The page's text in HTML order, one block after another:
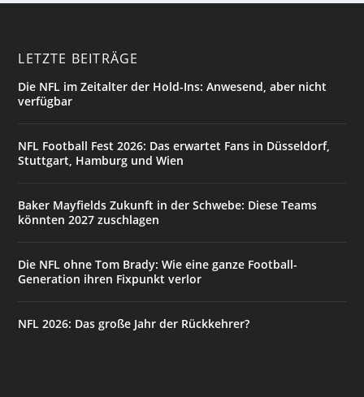
LETZTE BEITRÄGE
Die NFL im Zeitalter der Hold-Ins: Anwesend, aber nicht
verfügbar
NFL Football Fest 2026: Das erwartet Fans in Düsseldorf,
Stuttgart, Hamburg und Wien
Baker Mayfields Zukunft in der Schwebe: Diese Teams
könnten 2027 zuschlagen
Die NFL ohne Tom Brady: Wie eine ganze Football-
Generation ihren Fixpunkt verlor
NFL 2026: Das große Jahr der Rückkehrer?